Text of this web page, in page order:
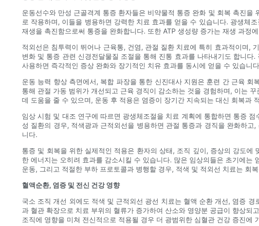
운동선수와 만성 근골격계 통증 환자들은 비약물적 통증 완화 및 회복 촉진
로 작용하며, 이들을 병용하면 강력한 치료 효과를 얻을 수 있습니다. 광생
재생을 촉진함으로써 통증을 완화합니다. 또한 ATP 생성량 증가는 재생 과정
적외선은 침투력이 뛰어나 근육통, 건염, 관절 질환 치료에 특히 효과적이며,
변화 및 통증 관련 신경전달물질 조절을 통해 진통 효과를 나타내기도 합니
사용하면 즉각적인 증상 완화와 장기적인 치유 효과를 동시에 얻을 수 있습니
운동 능력 향상 측면에서, 복합 파장을 통한 신진대사 지원은 훈련 간 근육
통해 관절 가동 범위가 개선되고 근육 경직이 감소하는 것을 경험하며, 이는
데 도움을 줄 수 있으며, 운동 후 적용은 염증이 장기간 지속되는 대신 회복과
임상 시험 및 대조 연구에 따르면 광생체조절을 치료 계획에 통합하면 통증
성 질환의 경우, 적색광과 근적외선을 병용하면 관절 통증과 경직을 완화하
니다.
통증 및 회복을 위한 실제적인 적용은 환자의 상태, 조직 깊이, 증상의 강도
한 에너지는 오히려 효과를 감소시킬 수 있습니다. 많은 임상의들은 초기에
운동, 그리고 적절한 부하 프로토콜과 병행할 경우, 적색 및 적외선 치료는 회
혈액순환, 염증 및 전신 건강 영향
국소 조직 개선 외에도 적색 및 근적외선 광선 치료는 혈액 순환 개선, 염증
과 혈관 확장으로 치료 부위의 혈류가 증가하여 산소와 영양분 공급이 향상
조직에 영향을 미쳐 전신적으로 적용될 경우 더 광범위한 심혈관 건강 증진에